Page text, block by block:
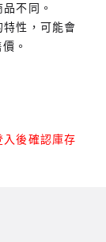
不同。
特性，可能會
。
入後確認庫存